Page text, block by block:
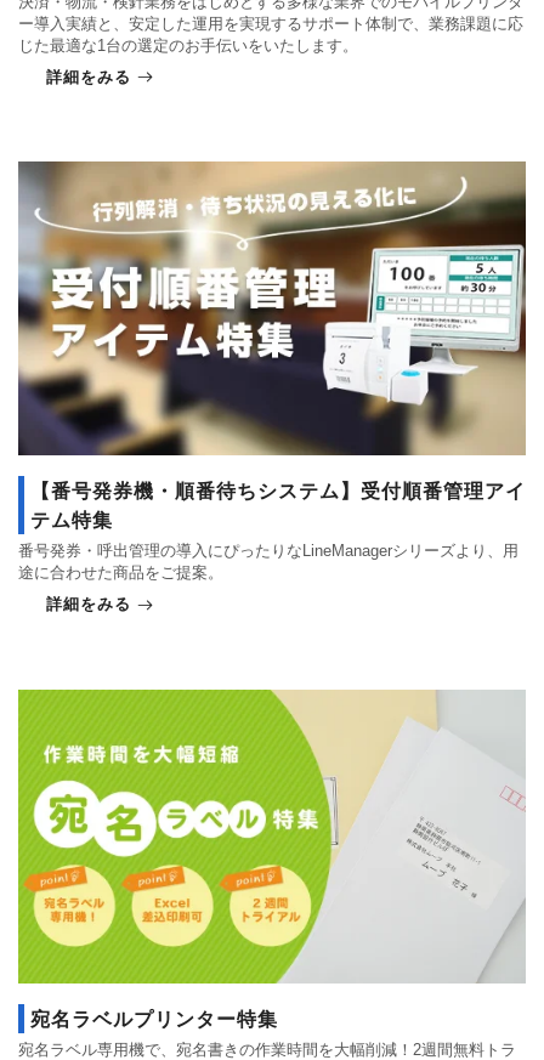
ー導入実績と、安定した運用を実現するサポート体制で、業務課題に応
じた最適な1台の選定のお手伝いをいたします。
詳細をみる
【番号発券機・順番待ちシステム】受付順番管理アイ
テム特集
番号発券・呼出管理の導入にぴったりなLineManagerシリーズより、用
途に合わせた商品をご提案。
詳細をみる
宛名ラベルプリンター特集
宛名ラベル専用機で、宛名書きの作業時間を大幅削減！2週間無料トラ